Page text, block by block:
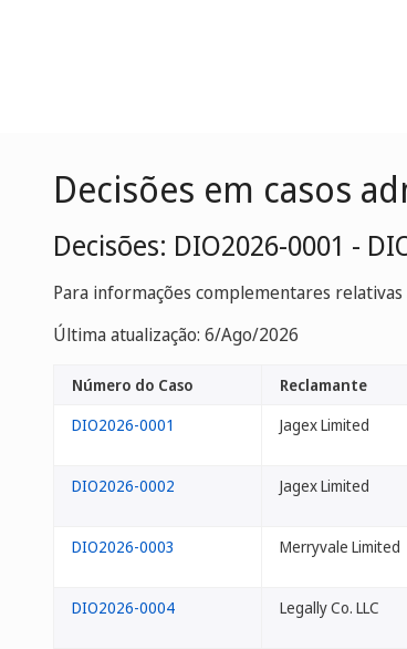
Decisões em casos
Decisões: DIO2026-0001 -
Para informações complementares
Última atualização: 6/Ago/2026
Número do Caso Reclamante
DIO2026-0001
Jagex Limited
DIO2026-0002
Jagex Limited
DIO2026-0003
Merryvale Limited
DIO2026-0004
Legally Co. LLC